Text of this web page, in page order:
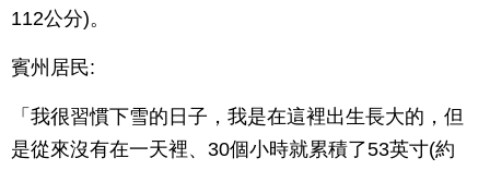
112公分)。
賓州居民:
「我很習慣下雪的日子，我是在這裡出生長大的，但
是從來沒有在一天裡、30個小時就累積了53英寸(約